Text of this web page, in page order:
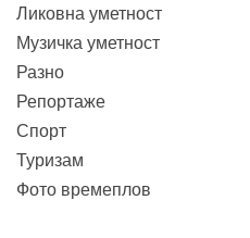
Ликовна уметност
Музичка уметност
Разно
Репортаже
Спорт
Туризам
Фото времеплов